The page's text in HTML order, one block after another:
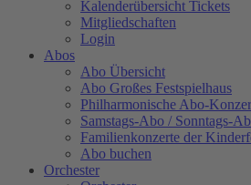
Kalenderübersicht Tickets
Mitgliedschaften
Login
Abos
Abo Übersicht
Abo Großes Festspielhaus
Philharmonische Abo-
Samstags-Abo / Sonntags-
Familienkonzerte der
Abo buchen
Orchester